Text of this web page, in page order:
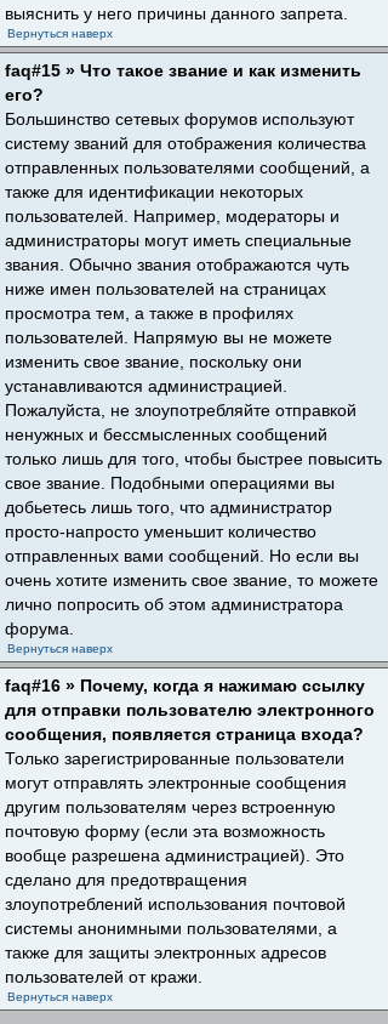
выяснить у него причины данного запрета.
Вернуться наверх
faq#15 » Что такое звание и как изменить
его?
Большинство сетевых форумов используют
систему званий для отображения количества
отправленных пользователями сообщений, а
также для идентификации некоторых
пользователей. Например, модераторы и
администраторы могут иметь специальные
звания. Обычно звания отображаются чуть
ниже имен пользователей на страницах
просмотра тем, а также в профилях
пользователей. Напрямую вы не можете
изменить свое звание, поскольку они
устанавливаются администрацией.
Пожалуйста, не злоупотребляйте отправкой
ненужных и бессмысленных сообщений
только лишь для того, чтобы быстрее повысить
свое звание. Подобными операциями вы
добьетесь лишь того, что администратор
просто-напросто уменьшит количество
отправленных вами сообщений. Но если вы
очень хотите изменить свое звание, то можете
лично попросить об этом администратора
форума.
Вернуться наверх
faq#16 » Почему, когда я нажимаю ссылку
для отправки пользователю электронного
сообщения, появляется страница входа?
Только зарегистрированные пользователи
могут отправлять электронные сообщения
другим пользователям через встроенную
почтовую форму (если эта возможность
вообще разрешена администрацией). Это
сделано для предотвращения
злоупотреблений использования почтовой
системы анонимными пользователями, а
также для защиты электронных адресов
пользователей от кражи.
Вернуться наверх